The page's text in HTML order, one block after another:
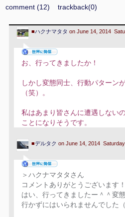
comment (12) trackback(0)
■ハクナマタタ on June 14, 2014
お、行ってきましたか！
しかし変態同士、行動パターン
（笑）。
私はあまり皆さんに遭遇しない
ことになりそうです。
■デルタク on June 14, 2014
＞ハクナマタタさん
コメントありがとうございます！
はい、行ってきましたー＾＾変
行かずにはいられませんでした（